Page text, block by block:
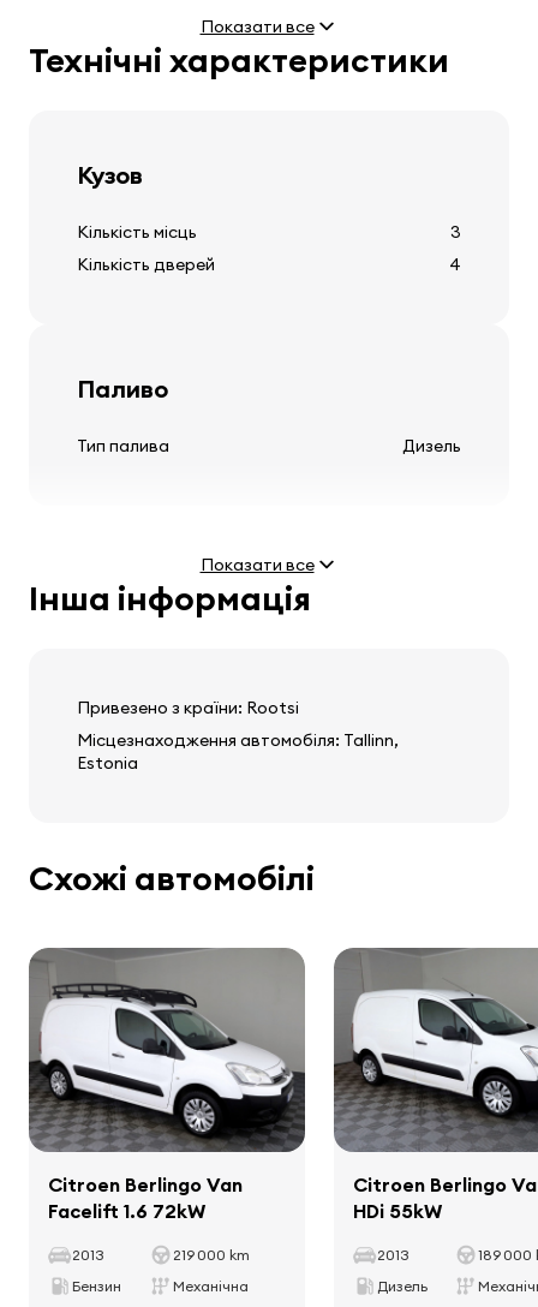
регулювання висоти фар
мивальни передніх фар
кришки коліс
регульована стійка керма
Аудіо, відео, комунікація
стерео
Інтер'єр
килимки
тримачі для чашок
Сидіння
текстильне оббивка
Показати все
Технічні характеристики
Кузов
Кількість місць
3
Кількість дверей
4
Паливо
Тип палива Дизель
Двигун
Порожня маса
Відстань між осями
Показати все
Інша інформація
Привезено з країни: Rootsi
Місцезнаходження автомобіля: Tallinn,
Estonia
Схожі автомобілі
Citroen Berlingo Van
Facelift 1.6 72kW
2013
219 000 km
Бензин
Механічна
Citroen Berlingo
HDi 55kW
2013
189 000
Дизель